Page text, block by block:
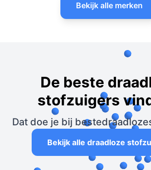
Bekijk alle merken
De beste
stofzuigers
Dat doe je bij
Bekijk alle draadloze